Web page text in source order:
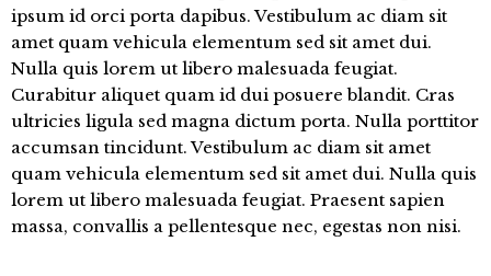
ipsum id orci porta dapibus. Vestibulum ac diam sit
amet quam vehicula elementum sed sit amet dui.
Nulla quis lorem ut libero malesuada feugiat.
Curabitur aliquet quam id dui posuere blandit. Cras
ultricies ligula sed magna dictum porta. Nulla porttitor
accumsan tincidunt. Vestibulum ac diam sit amet
quam vehicula elementum sed sit amet dui. Nulla quis
lorem ut libero malesuada feugiat. Praesent sapien
massa, convallis a pellentesque nec, egestas non nisi.